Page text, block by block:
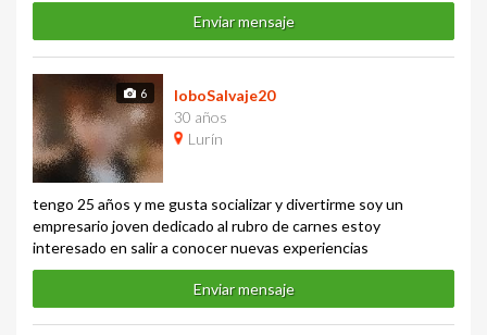
Enviar mensaje
6
loboSalvaje20
30 años
Lurín
tengo 25 años y me gusta socializar y divertirme soy un
empresario joven dedicado al rubro de carnes estoy
interesado en salir a conocer nuevas experiencias
Enviar mensaje